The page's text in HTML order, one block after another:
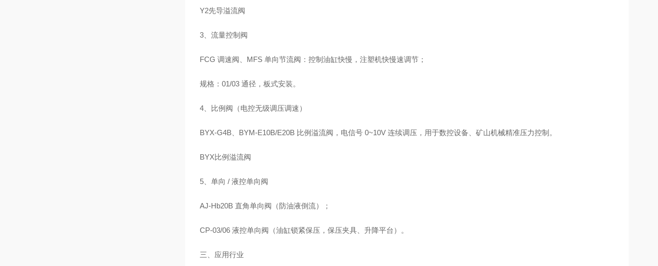
Y2先导溢流阀
3、流量控制阀
FCG 调速阀、MFS 单向节流阀：控制油缸快慢，注塑机快慢速调节；
规格：01/03 通径，板式安装。
4、比例阀（电控无级调压调速）
BYX‑G4B、BYM‑E10B/E20B 比例溢流阀，电信号 0~10V 连续调压，用于数控设备、矿山机械精准压力控制。
BYX比例溢流阀
5、单向 / 液控单向阀
AJ‑Hb20B 直角单向阀（防油液倒流）；
CP‑03/06 液控单向阀（油缸锁紧保压，保压夹具、升降平台）。
三、应用行业